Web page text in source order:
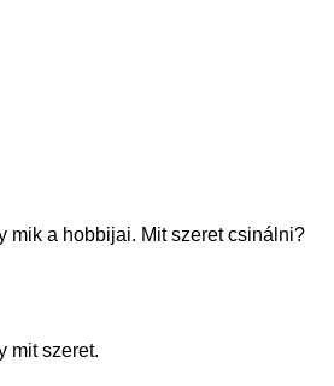
mik a hobbijai. Mit szeret csinálni?
mit szeret.